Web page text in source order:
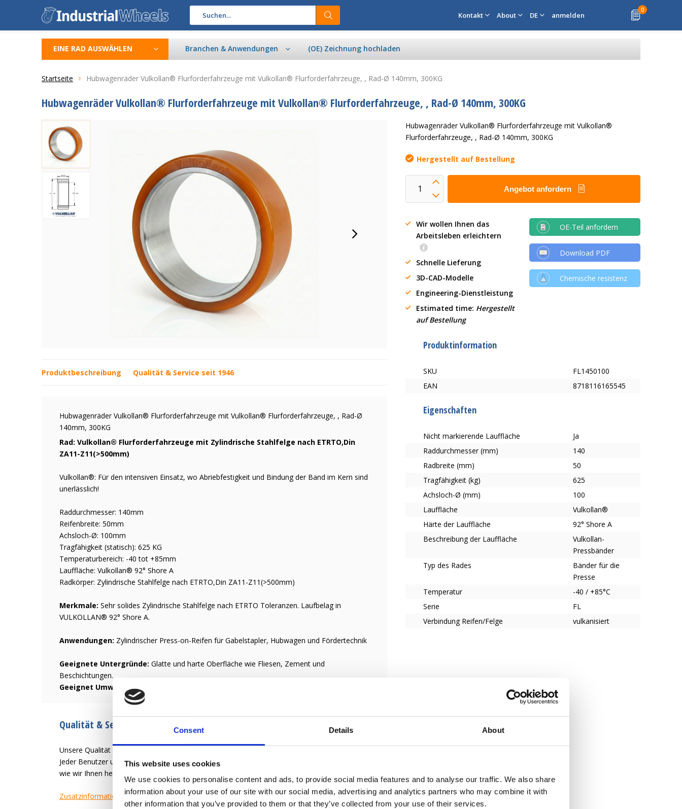
Consent Details About
This website uses cookies
We use cookies to personalise content and ads, to provide social media features and to analyse our traffic. We also share
information about your use of our site with our social media, advertising and analytics partners who may combine it with
other information that you’ve provided to them or that they’ve collected from your use of their services.
Kontakt About DE anmelden
0
EINE RAD AUSWÄHLEN Branchen & Anwendungen (OE) Zeichnung hochladen
Startseite Hubwagenräder Vulkollan® Flurforderfahrzeuge mit Vulkollan® Flurforderfahrzeuge, , Rad-Ø 140mm, 300KG
Hubwagenräder Vulkollan® Flurforderfahrzeuge mit Vulkollan® Flurforderfahrzeuge, , Rad-Ø 140mm, 300KG
Produktbeschreibung Qualität & Service seit 1946
Hubwagenräder Vulkollan® Flurforderfahrzeuge mit Vulkollan® Flurforderfahrzeuge, , Rad-Ø
140mm, 300KG
Rad: Vulkollan® Flurforderfahrzeuge mit Zylindrische Stahlfelge nach ETRTO,Din
ZA11-Z11(>500mm)
Vulkollan®: Für den intensiven Einsatz, wo Abriebfestigkeit und Bindung der Band im Kern sind
unerlässlich!
Raddurchmesser: 140mm
Reifenbreite: 50mm
Achsloch-Ø: 100mm
Tragfähigkeit (statisch): 625 KG
Temperaturbereich: -40 tot +85mm
Lauffläche: Vulkollan® 92° Shore A
Radkörper: Zylindrische Stahlfelge nach ETRTO,Din ZA11-Z11(>500mm)
Merkmale: Sehr solides Zylindrische Stahlfelge nach ETRTO Toleranzen. Laufbelag in
VULKOLLAN® 92° Shore A.
Anwendungen: Zylindrischer Press-on-Reifen für Gabelstapler, Hubwagen und Fördertechnik
Geeignete Untergründe: Glatte und harte Oberfläche wie Fliesen, Zement und
Beschichtungen.
Geeignet Umwelt:
Beständig gegen Öle, Fette und verschiedene Chemikalien
Qualität & Service seit 1946
Unsere Qualität ist es, dem Benutzer des Rades ein einfacheres Arbeitsleben zu ermöglichen.
Jeder Benutzer und jede Anwendung hat unterschiedliche Bedürfnisse. Lassen Sie uns wissen,
wie wir Ihnen helfen können, ein zufriedener Kunde zu werden.
Zusatzinformation
Hubwagenräder Vulkollan® Flurforderfahrzeuge mit Vulkollan®
Flurforderfahrzeuge, , Rad-Ø 140mm, 300KG
Hergestellt auf Bestellung
Angebot anfordern
Wir wollen Ihnen das
Arbeitsleben erleichtern
Schnelle Lieferung
3D-CAD-Modelle
Engineering-Dienstleistung
Estimated time: Hergestellt
auf Bestellung
OE-Teil anfordern
Download PDF
Chemische resistenz
Produktinformation
SKU
FL1450100
EAN
8718116165545
Eigenschaften
Nicht markierende Lauffläche
Ja
Raddurchmesser (mm)
140
Radbreite (mm)
50
Tragfähigkeit (kg)
625
Achsloch-Ø (mm)
100
Lauffläche
Vulkollan®
Härte der Lauffläche
92° Shore A
Beschreibung der Lauffläche
Vulkollan-
Pressbänder
Typ des Rades
Bänder für die
Presse
Temperatur
-40 / +85°C
Serie
FL
Verbindung Reifen/Felge
vulkanisiert